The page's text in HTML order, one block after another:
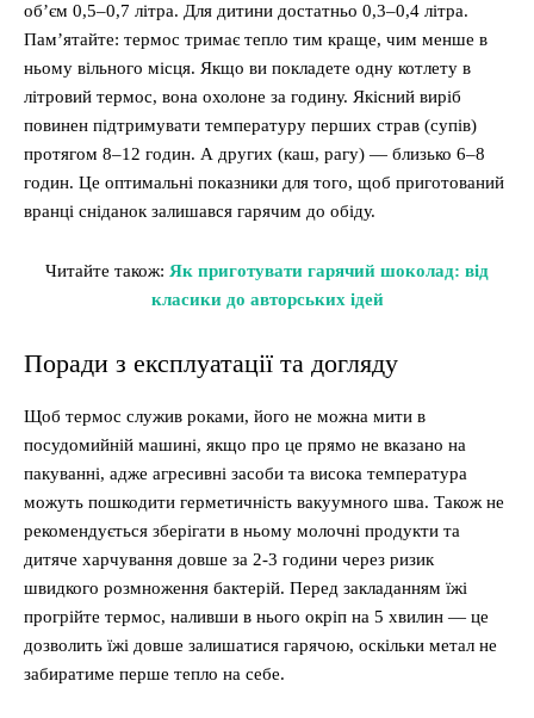
об’єм 0,5–0,7 літра. Для дитини достатньо 0,3–0,4 літра.
Пам’ятайте: термос тримає тепло тим краще, чим менше в
ньому вільного місця. Якщо ви покладете одну котлету в
літровий термос, вона охолоне за годину. Якісний виріб
повинен підтримувати температуру перших страв (супів)
протягом 8–12 годин. А других (каш, рагу) — близько 6–8
годин. Це оптимальні показники для того, щоб приготований
вранці сніданок залишався гарячим до обіду.
Читайте також: Як приготувати гарячий шоколад: від
класики до авторських ідей
Поради з експлуатації та догляду
Щоб термос служив роками, його не можна мити в
посудомийній машині, якщо про це прямо не вказано на
пакуванні, адже агресивні засоби та висока температура
можуть пошкодити герметичність вакуумного шва. Також не
рекомендується зберігати в ньому молочні продукти та
дитяче харчування довше за 2-3 години через ризик
швидкого розмноження бактерій. Перед закладанням їжі
прогрійте термос, наливши в нього окріп на 5 хвилин — це
дозволить їжі довше залишатися гарячою, оскільки метал не
забиратиме перше тепло на себе.